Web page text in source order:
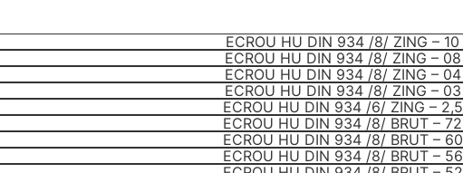
ECROU HU DIN 934 /8/ ZING – 10
ECROU HU DIN 934 /8/ ZING – 08
ECROU HU DIN 934 /8/ ZING – 04
ECROU HU DIN 934 /8/ ZING – 03
ECROU HU DIN 934 /6/ ZING – 2,5
ECROU HU DIN 934 /8/ BRUT – 72
ECROU HU DIN 934 /8/ BRUT – 60
ECROU HU DIN 934 /8/ BRUT – 56